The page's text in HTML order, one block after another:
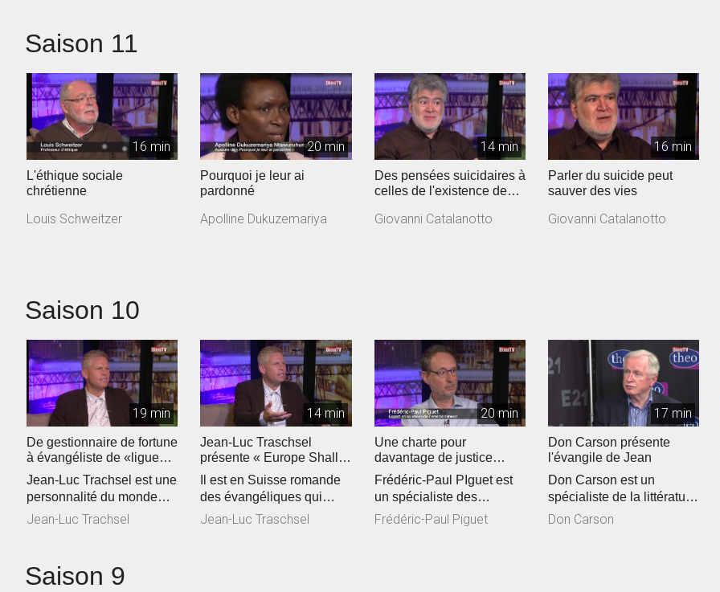
Saison 11
16 min
L'éthique sociale
chrétienne
Louis Schweitzer
20 min
Pourquoi je leur ai
pardonné
Apolline Dukuzemariya
14 min
Des pensées suicidaires à
celles de l'existence de
Giovanni Catalanotto
16 min
Parler du suicide peut
sauver des vies
Giovanni Catalanotto
Saison 10
19 min
De gestionnaire de fortune
à évangéliste de «ligue
européenne"
Jean-Luc Trachsel est une
personnalité du monde
évangélique de Suisse
Jean-Luc Trachsel
14 min
Jean-Luc Traschsel
présente « Europe Shall
Be Saved »
Il est en Suisse romande
des évangéliques qui
voient grand. Jean-Luc
Jean-Luc Traschsel
20 min
Une charte pour
davantage de justice
climatique en Eglise
Frédéric-Paul PIguet est
un spécialiste des
questions
environnementales. Il a...
Frédéric-Paul Piguet
17 min
Don Carson présente
l'évangile de Jean
Don Carson est un
spécialiste de la littérature
du Nouveau Testament.
Don Carson
Saison 9